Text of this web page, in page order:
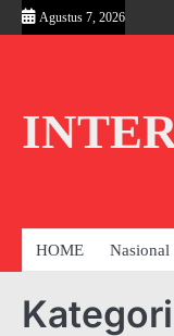
Skip
to
Agustus 7, 2026
HOME Nasional